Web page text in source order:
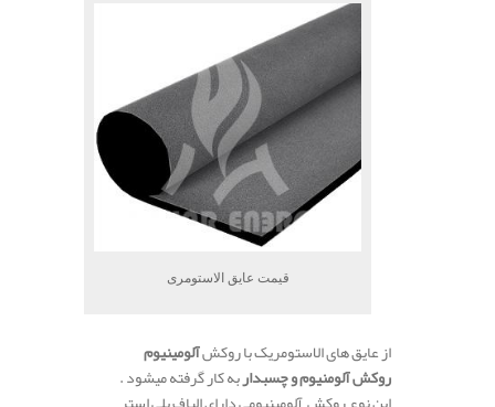
قیمت عایق الاستومری
از عایق های الاستومریک با روکشآلومینیوم
روکش آلومنیوم و چسبداربه کار گرفته میشود .